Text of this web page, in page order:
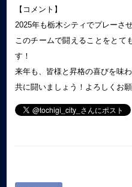
【コメント】
2025年も栃木シティでプレーさ
このチームで闘えることをとて
す！
来年も、皆様と昇格の喜びを味
共に闘いましょう！よろしくお